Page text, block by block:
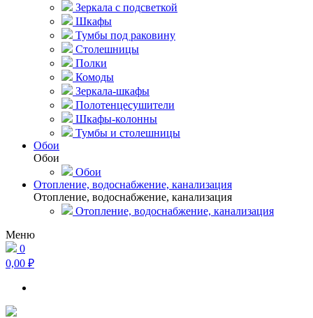
Зеркала с подсветкой
Шкафы
Тумбы под раковину
Столешницы
Полки
Комоды
Зеркала-шкафы
Полотенцесушители
Шкафы-колонны
Тумбы и столешницы
Обои
Обои
Обои
Отопление, водоснабжение, канализация
Отопление, водоснабжение, канализация
Отопление, водоснабжение, канализация
Меню
0
0,00 ₽